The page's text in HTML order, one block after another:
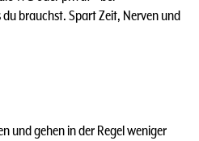
brauchst. Spart Zeit, Nerven und
und gehen in der Regel weniger